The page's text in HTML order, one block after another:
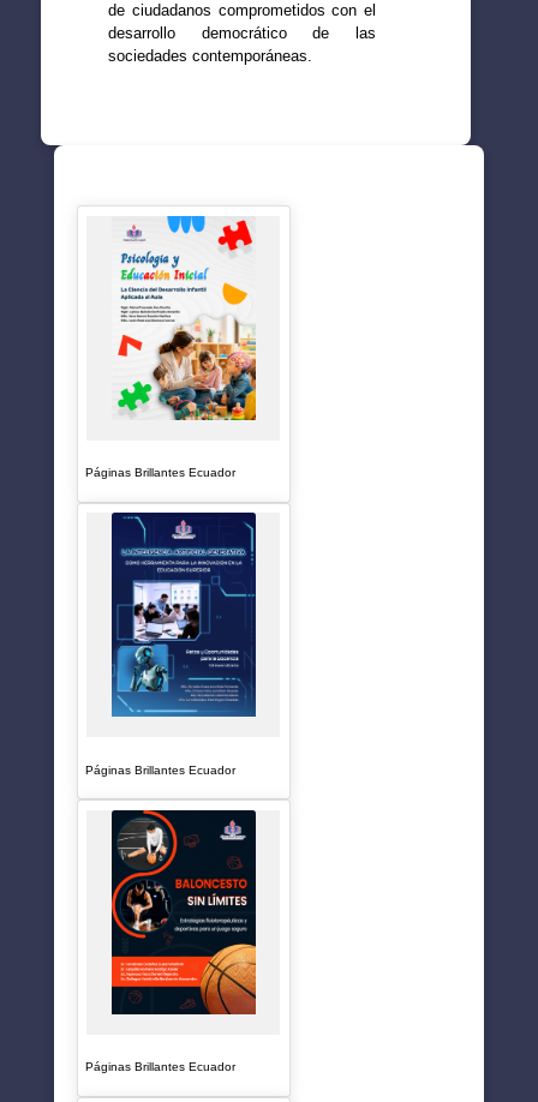
de ciudadanos comprometidos con el
desarrollo democrático de las
sociedades contemporáneas.
Páginas Brillantes Ecuador
Páginas Brillantes Ecuador
Páginas Brillantes Ecuador